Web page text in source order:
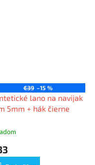
€39 –15 %
lano na navijak
5mm + hák čierne